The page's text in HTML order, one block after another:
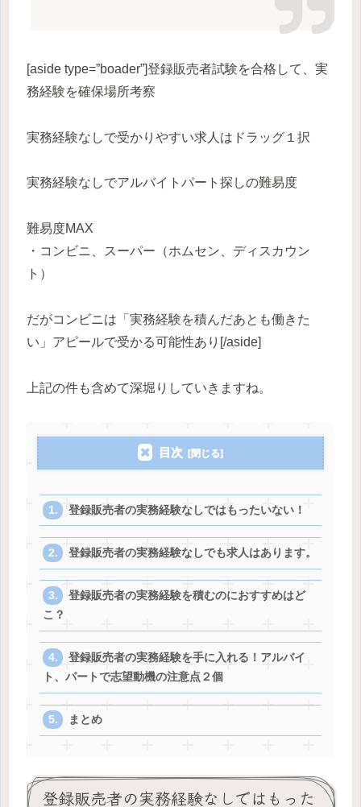
[aside type=”boader”]登録販売者試験を合格して、実
務経験を確保場所考察
実務経験なしで受かりやすい求人はドラッグ１択
実務経験なしでアルバイトパート探しの難易度
難易度MAX
・コンビニ、スーパー（ホムセン、ディスカウン
ト）
だがコンビニは「実務経験を積んだあとも働きた
い」アピールで受かる可能性あり[/aside]
上記の件も含めて深堀りしていきますね。
目次
登録販売者の実務経験なしではもったいない！
登録販売者の実務経験なしでも求人はあります。
登録販売者の実務経験を積むのにおすすめはど
こ？
登録販売者の実務経験を手に入れる！アルバイ
ト、パートで志望動機の注意点２個
まとめ
登録販売者の実務経験なしではもった